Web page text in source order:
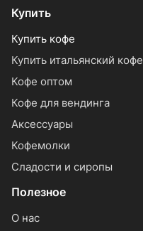
Купить
Купить кофе
Купить итальянский кофе
Кофе оптом
Кофе для вендинга
Аксессуары
Кофемолки
Сладости и сиропы
Полезное
О нас